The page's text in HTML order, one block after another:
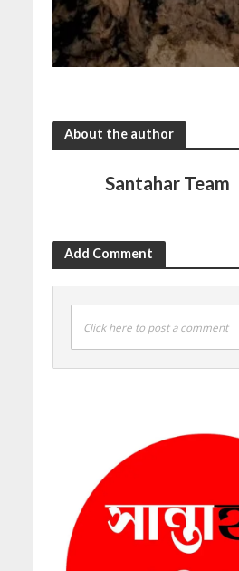
About the author
Santahar Team
Add Comment
Click here to post a comment